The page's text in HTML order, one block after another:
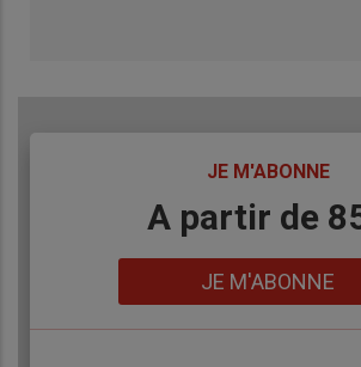
JE M'ABONNE
A partir de
JE M'ABONNE